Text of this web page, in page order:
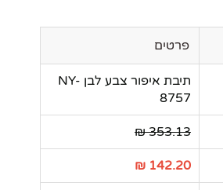
פרטים
תיבת איפור צבע לבן NY-
8757
353.13 ₪
142.20 ₪